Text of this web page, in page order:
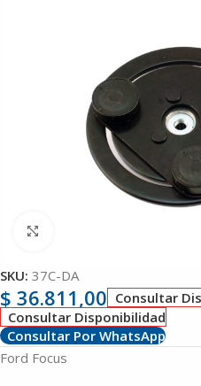
SKU: 37C-DA
$ 36.811,00 Consultar
Consultar Disponibilidad
Consultar Por WhatsApp
Ford Focus